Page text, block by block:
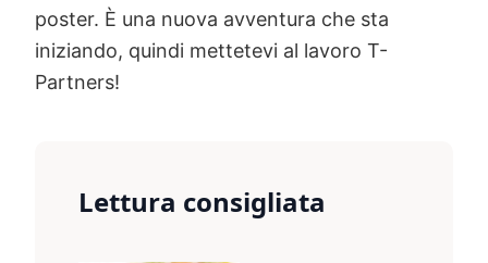
poster. È una nuova avventura che sta
iniziando, quindi mettetevi al lavoro T-
Partners!
Lettura consigliata